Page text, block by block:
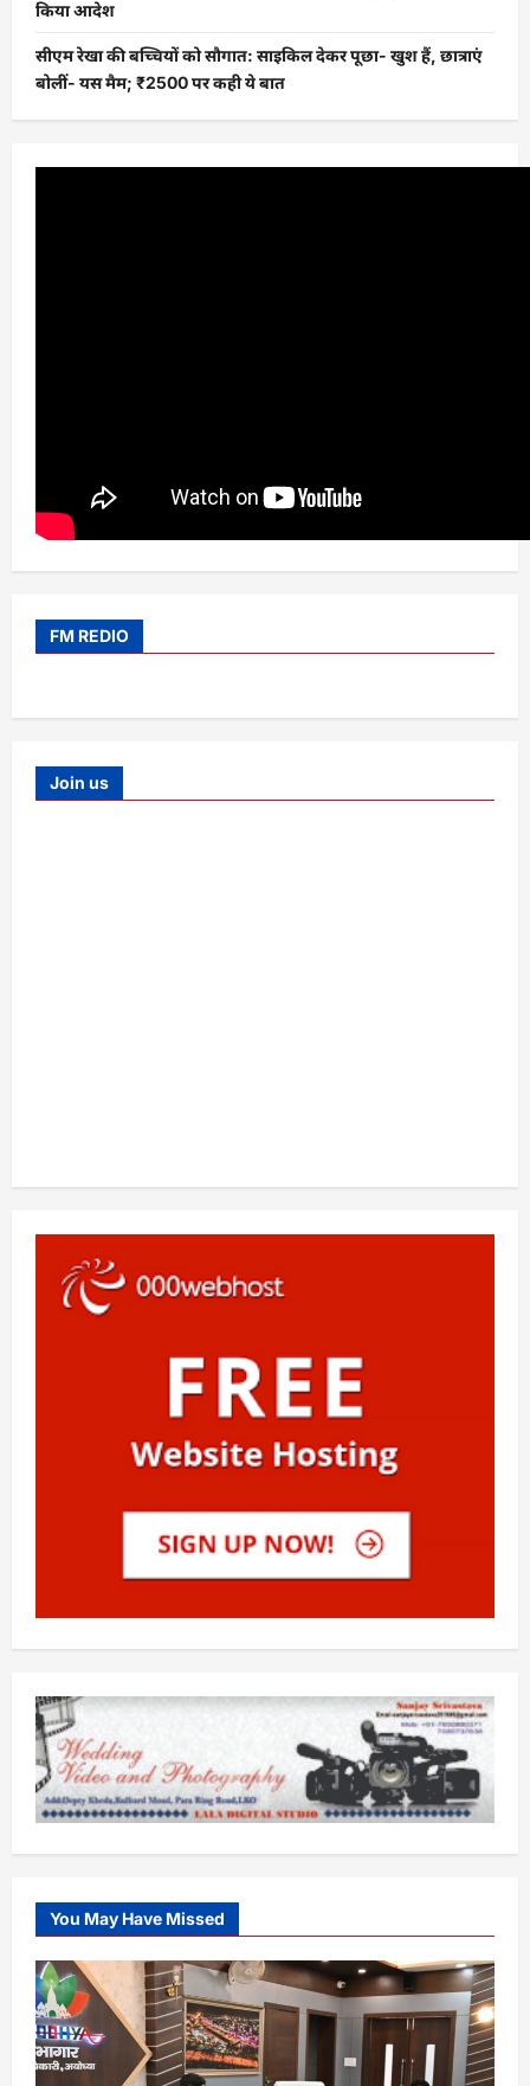
किया आदेश
सीएम रेखा की बच्चियों को सौगात: साइकिल देकर पूछा- खुश हैं, छात्राएं
बोलीं- यस मैम; ₹2500 पर कही ये बात
FM REDIO
Join us
You May Have Missed